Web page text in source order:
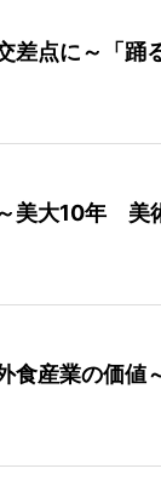
差点に～「踊
美大10年 美
食産業の価値